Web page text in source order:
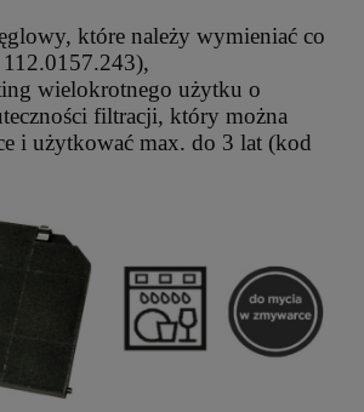
które należy wymieniać co
wielokrotnego użytku o
filtracji, który można
i użytkować max. do 3 lat (kod